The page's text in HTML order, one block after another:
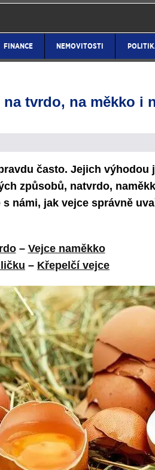
FINANCE NEMOVITOSTI
tvrdo, na měkko i
často. Jejich výhodou
způsobů, natvrdo,
námi, jak vejce správně
– Vejce naměkko
– Křepelčí vejce